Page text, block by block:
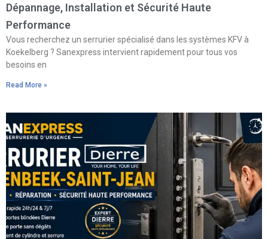
Dépannage, Installation et Sécurité Haute
Performance
Vous recherchez un serrurier spécialisé dans les systèmes KFV à
Koekelberg ? Sanexpress intervient rapidement pour tous vos
besoins en
Read More »